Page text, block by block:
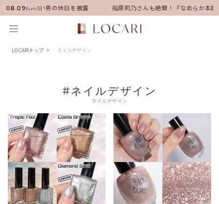
08.09Sun/日
就任！いい男の休日を披露 指原莉乃さんも絶賛！『なめらか本舗
LOCARIトップ ネイルデザイン
#ネイルデザイン
ネイルデザイン